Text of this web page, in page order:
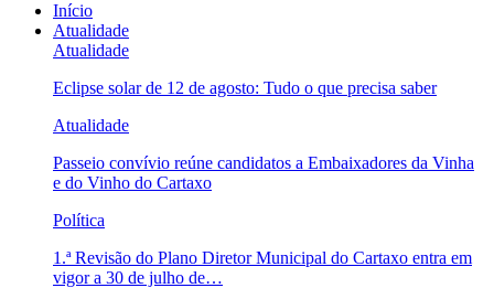
Início
Atualidade
Atualidade
Eclipse solar de 12 de agosto: Tudo o que precisa saber
Atualidade
Passeio convívio reúne candidatos a Embaixadores da Vinha
e do Vinho do Cartaxo
Política
1.ª Revisão do Plano Diretor Municipal do Cartaxo entra em
vigor a 30 de julho de…